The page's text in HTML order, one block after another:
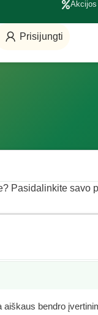
Akcijos
Prisijungti
Pasidalinkite savo
aiškaus bendro